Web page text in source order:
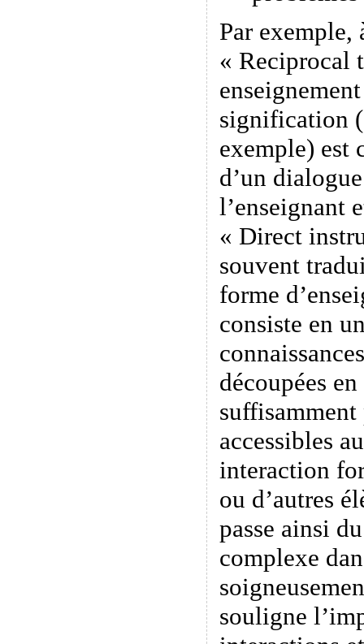
Par
« Reciprocal
signification
exemple) est
d’un
l’enseignant
« Direct
souvent
forme
consiste en
découpées
accessibles
interaction
ou d’autres
passe ainsi
complexe
souligne